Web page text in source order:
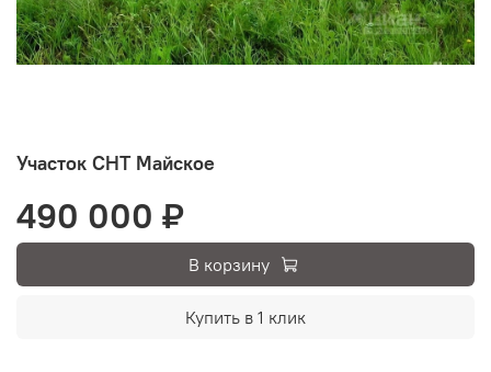
Участок СНТ Майское
490 000 ₽
В корзину
Купить в 1 клик